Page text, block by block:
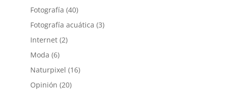
Fotografía (40)
Fotografía acuática (3)
Internet(2)
Moda (6)
Naturpixel (16)
Opinión (20)